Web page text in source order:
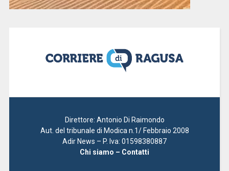
Direttore: Antonio Di Raimondo
Aut. del tribunale di Modica n.1/ Febbraio 2008
Adir News – P. Iva: 01598380887
Chi siamo – Contatti